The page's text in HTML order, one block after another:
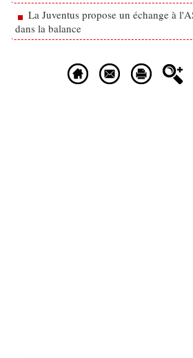
La Juventus propose un échange à
dans la balance